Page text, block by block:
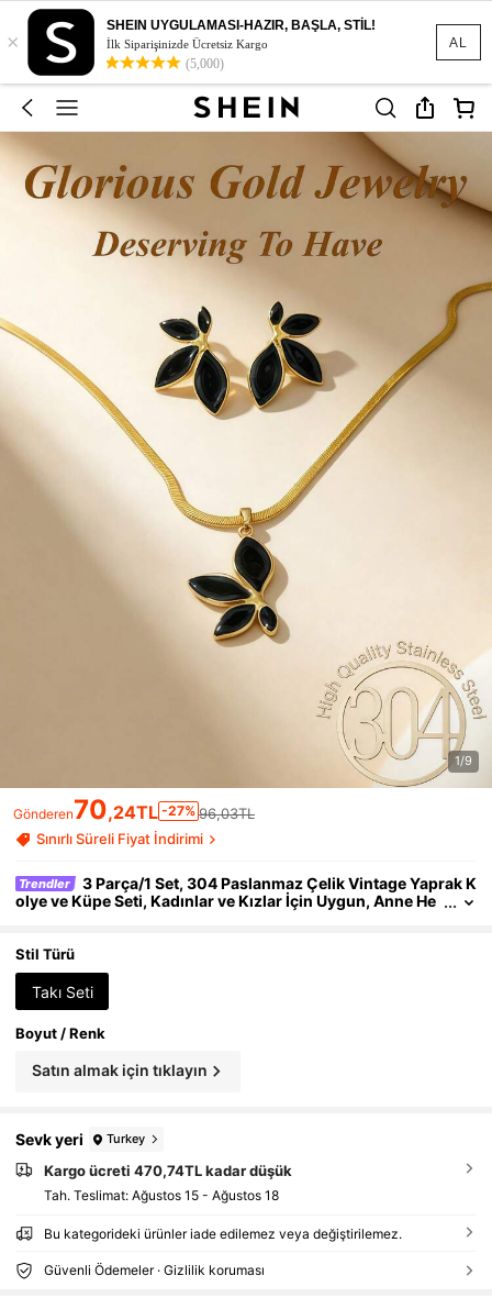
AL
×
SHEIN UYGULAMASI-HAZIR, BAŞLA, STİL!
İlk Siparişinizde Ücretsiz Kargo
(5,000)
1/9
Gönderen70,24TL -27% 96,03TL
Sınırlı Süreli Fiyat İndirimi
Trendler
3 Parça/1 Set, 304 Paslanmaz Çelik Vintage Yaprak K
olye ve Küpe Seti, Kadınlar ve Kızlar İçin Uygun, Anne He
ü, Sevgililer Günü, Bohem Tarz Takı, Doğum Günü, Okula Dön
üş, Nedime Hediyesi
Stil Türü
Takı Seti
Boyut / Renk
Satın almak için tıklayın
Sevk yeri Turkey
Kargo ücreti 470,74TL kadar düşük
Tah. Teslimat: Ağustos 15 - Ağustos 18
Bu kategorideki ürünler iade edilemez veya değiştirilemez.
Güvenli Ödemeler · Gizlilik koruması